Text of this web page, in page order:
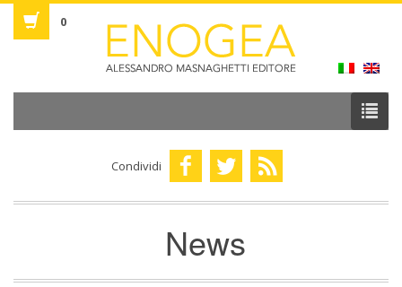
0
Condividi
News